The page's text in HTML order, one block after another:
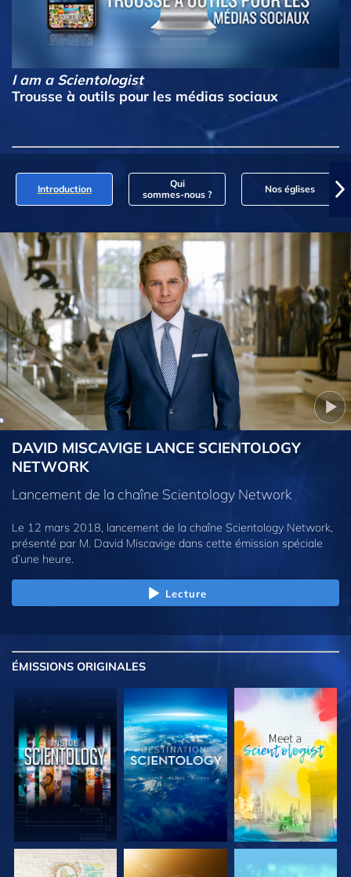
I am a Scientologist
Trousse à outils pour les médias sociaux
Introduction
Qui
sommes‑nous ?
Nos églises
DAVID MISCAVIGE LANCE SCIENTOLOGY
NETWORK
Lancement de la chaîne Scientology Network
Le 12 mars 2018, lancement de la chaîne Scientology Network,
présenté par M. David Miscavige dans cette émission spéciale
d’une heure.
Lecture
ÉMISSIONS ORIGINALES